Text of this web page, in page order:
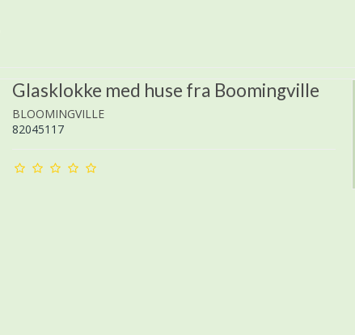
Glasklokke med huse fra Boomingville
BLOOMINGVILLE
82045117